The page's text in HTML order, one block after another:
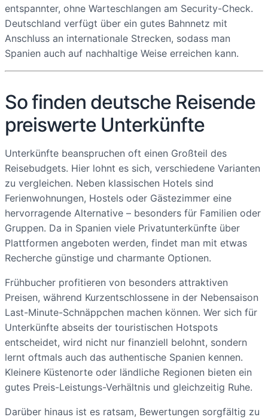
entspannter, ohne Warteschlangen am Security-Check.
Deutschland verfügt über ein gutes Bahnnetz mit
Anschluss an internationale Strecken, sodass man
Spanien auch auf nachhaltige Weise erreichen kann.
So finden deutsche Reisende
preiswerte Unterkünfte
Unterkünfte beanspruchen oft einen Großteil des
Reisebudgets. Hier lohnt es sich, verschiedene Varianten
zu vergleichen. Neben klassischen Hotels sind
Ferienwohnungen, Hostels oder Gästezimmer eine
hervorragende Alternative – besonders für Familien oder
Gruppen. Da in Spanien viele Privatunterkünfte über
Plattformen angeboten werden, findet man mit etwas
Recherche günstige und charmante Optionen.
Frühbucher profitieren von besonders attraktiven
Preisen, während Kurzentschlossene in der Nebensaison
Last-Minute-Schnäppchen machen können. Wer sich für
Unterkünfte abseits der touristischen Hotspots
entscheidet, wird nicht nur finanziell belohnt, sondern
lernt oftmals auch das authentische Spanien kennen.
Kleinere Küstenorte oder ländliche Regionen bieten ein
gutes Preis-Leistungs-Verhältnis und gleichzeitig Ruhe.
Darüber hinaus ist es ratsam, Bewertungen sorgfältig zu